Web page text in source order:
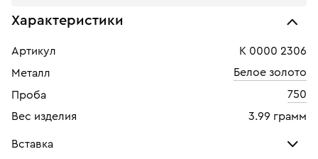
Характеристики
Артикул
К 0000 2306
Металл
Белое золото
Проба
750
Вес изделия
3.99 грамм
Вставка